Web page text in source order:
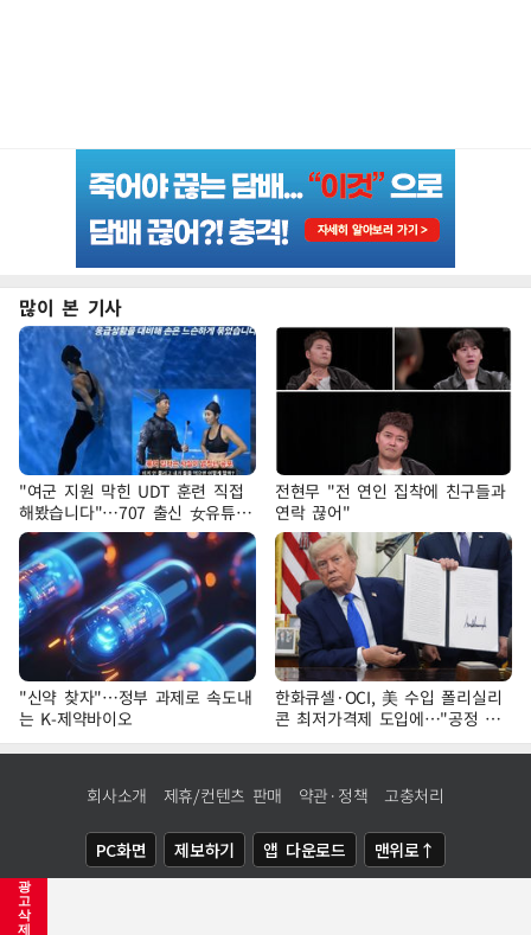
광
고
삭
제
많이 본 기사
"여군 지원 막힌 UDT 훈련 직접
해봤습니다"…707 출신 女유튜버
'완벽 소화'
전현무 "전 연인 집착에 친구들과
연락 끊어"
"신약 찾자"…정부 과제로 속도내
는 K-제약바이오
한화큐셀·OCI, 美 수입 폴리실리
콘 최저가격제 도입에…"공정 경
쟁·수익성 개선 환영"
회사소개 제휴/컨텐츠 판매 약관·정책 고충처리
PC화면 제보하기 앱 다운로드 맨위로↑